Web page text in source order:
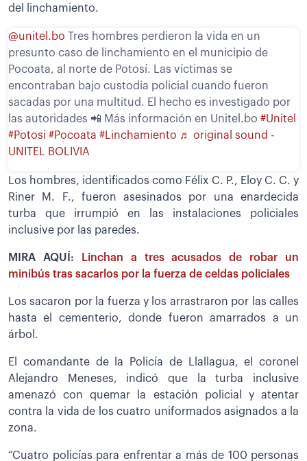
del linchamiento.
@unitel.bo Tres hombres perdieron la vida en un
presunto caso de linchamiento en el municipio de
Pocoata, al norte de Potosí. Las víctimas se
encontraban bajo custodia policial cuando fueron
sacadas por una multitud. El hecho es investigado por
las autoridades 📲 Más información en Unitel.bo #Unitel
#Potosi #Pocoata #Linchamiento ♬ original sound -
UNITEL BOLIVIA
Los hombres, identificados como Félix C. P., Eloy C. C. y
Riner M. F., fueron asesinados por una enardecida
turba que irrumpió en las instalaciones policiales
inclusive por las paredes.
MIRA AQUÍ:
Linchan a tres acusados de robar un
minibús tras sacarlos por la fuerza de celdas policiales
Los sacaron por la fuerza y los arrastraron por las calles
hasta el cementerio, donde fueron amarrados a un
árbol.
El comandante de la Policía de Llallagua, el coronel
Alejandro Meneses, indicó que la turba inclusive
amenazó con quemar la estación policial y atentar
contra la vida de los cuatro uniformados asignados a la
zona.
“Cuatro policías para enfrentar a más de 100 personas